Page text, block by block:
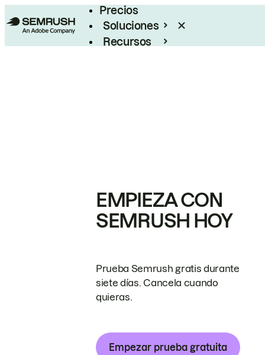
Precios
Soluciones
Recursos
EMPIEZA CON
SEMRUSH HOY
Prueba Semrush gratis durante
siete días. Cancela cuando
quieras.
Empezar prueba gratuita